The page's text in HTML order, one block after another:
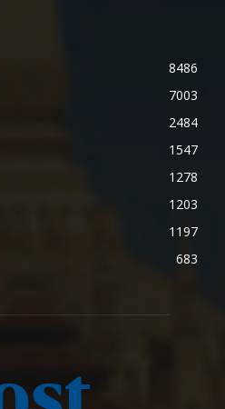
8486
7003
2484
1547
1278
1203
1197
683